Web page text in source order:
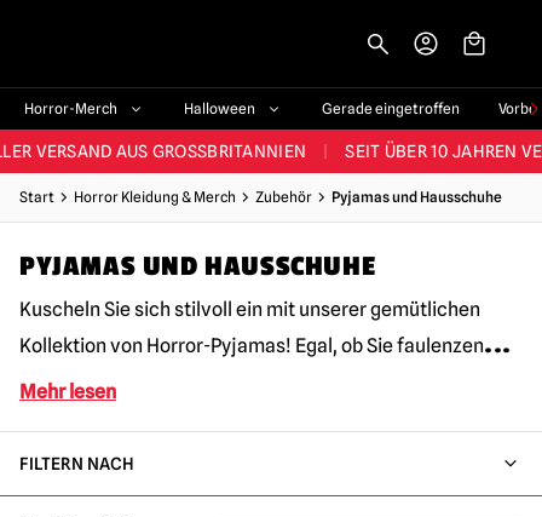
Horror-Merch Halloween Gerade eingetroffen
SORTIMENT IM VEREINIGTEN KÖNIGREICH | ÜBER 60.000
VERSAND AUS GROSSBRITANNIEN SEIT ÜBER 10 JAHREN
JEDE WOCHE NEUE HORROR-FANARTIKEL
SORTIMENT IM VEREINIGTEN KÖNIGREICH
Start Horror Kleidung & Merch Zubehör Pyjamas und Hausschuhe
PYJAMAS UND HAUSSCHUHE
Kuscheln Sie sich stilvoll ein mit unserer gemütlichen
Kollektion von Horror-Pyjamas! Egal, ob Sie faulenzen...
Mehr lesen
FILTERN NACH